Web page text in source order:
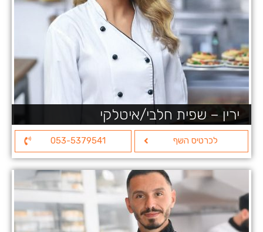
ירין – שפית חלבי/איטלקי
לכרטיס השף 053-5379541